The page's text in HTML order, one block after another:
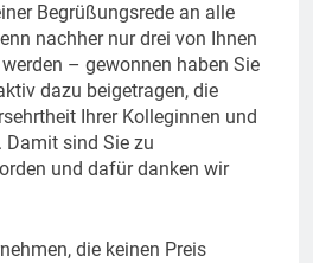
Begrüßungsrede an alle
nachher nur drei von Ihnen
– gewonnen haben Sie
dazu beigetragen, die
Ihrer Kolleginnen und
Damit sind Sie zu
und dafür danken wir
die keinen Preis